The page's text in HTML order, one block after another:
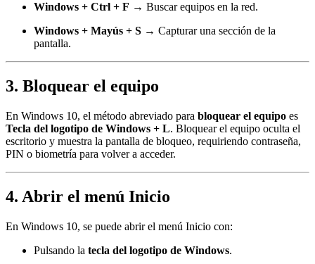
Windows + Ctrl + F → Buscar equipos en la red.
Windows + Mayús + S → Capturar una sección de la
pantalla.
3. Bloquear el equipo
En Windows 10, el método abreviado para bloquear el equipo es
Tecla del logotipo de Windows + L. Bloquear el equipo oculta el
escritorio y muestra la pantalla de bloqueo, requiriendo contraseña,
PIN o biometría para volver a acceder.
4. Abrir el menú Inicio
En Windows 10, se puede abrir el menú Inicio con:
Pulsando la tecla del logotipo de Windows.